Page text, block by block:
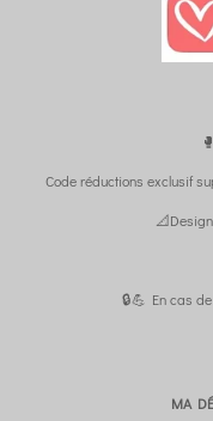
Code réductions exclusif
🔒💪 En cas
MA